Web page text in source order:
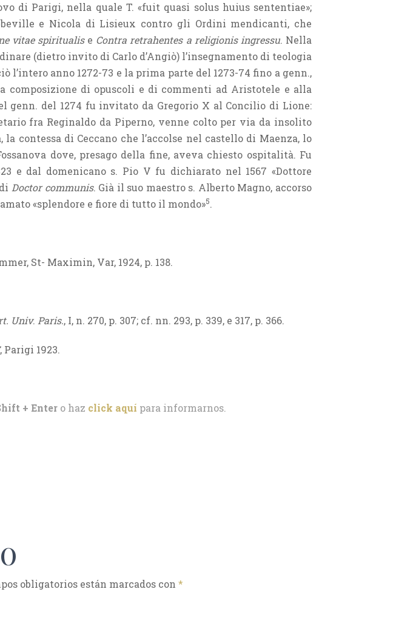
di Parigi, nella quale T. «fuit quasi solus huius sententiae»;
e Nicola di Lisieux contro gli Ordini mendicanti, che
vitae spiritualise Contra retrahentes a religionis ingressu. Nella
(dietro invito di Carlo d’Angiò) l’insegnamento di teologia
anno 1272-73 e la prima parte del 1273-74 fino a genn.,
composizione di opuscoli e di commenti ad Aristotele e alla
genn. del 1274 fu invitato da Gregorio X al Concilio di Lione:
fra Reginaldo da Piperno, venne colto per via da insolito
contessa di Ceccano che l’accolse nel castello di Maenza, lo
dove, presago della fine, aveva chiesto ospitalità. Fu
e dal domenicano s. Pio V fu dichiarato nel 1567 «Dottore
Doctor communis. Già il suo maestro s. Alberto Magno, accorso
«splendore e fiore di tutto il mondo»5.
St- Maximin, Var, 1924, p. 138.
Univ. Paris., I, n. 270, p. 307; cf. nn. 293, p. 339, e 317, p. 366.
, Parigi 1923.­
+ Enter o haz click aquí para informarnos.
obligatorios están marcados con *